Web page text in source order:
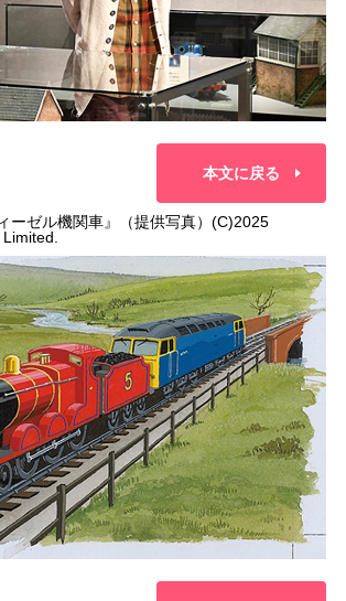
本文に戻る
ーゼル機関車』（提供写真）(C)2025